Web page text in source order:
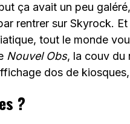
ça avait un peu
rentrer sur Skyrock.
tout le monde
Nouvel Obs, la couv du
dos de
?